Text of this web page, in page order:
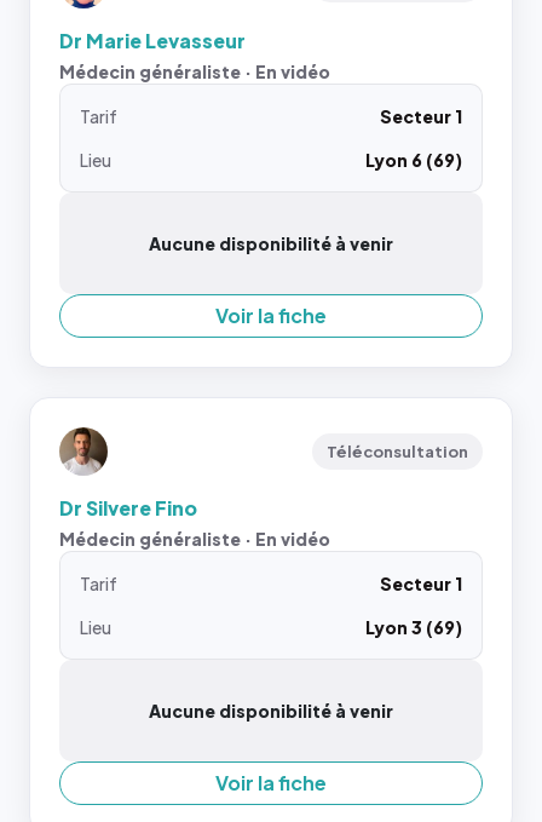
Dr Marie Levasseur
Médecin généraliste · En vidéo
Tarif
Secteur 1
Lieu
Lyon 6 (69)
Aucune disponibilité à venir
Voir la fiche
Téléconsultation
Dr Silvere Fino
Médecin généraliste · En vidéo
Tarif
Secteur 1
Lieu
Lyon 3 (69)
Aucune disponibilité à venir
Voir la fiche